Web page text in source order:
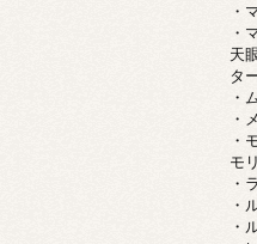
・
・
天
タ
・
・
・
モ
・
・
・